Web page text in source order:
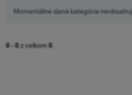
Momentálne daná kategória
0 -0z celkom0